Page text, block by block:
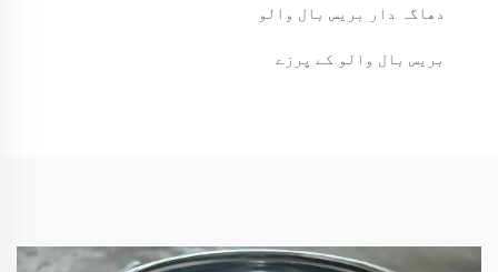
دھاگہ دار بریس بال والو
بریس بال والو کے پرزے